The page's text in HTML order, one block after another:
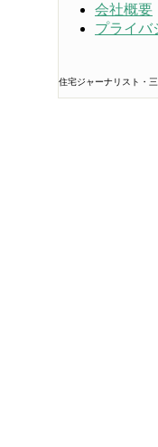
会社概要
プライバ
住宅ジャーナリスト・